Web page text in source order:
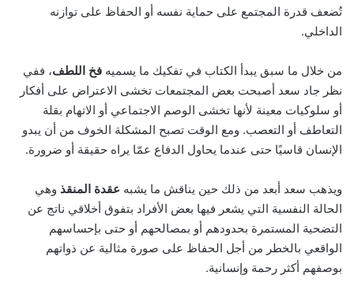
تُضعف قدرة المجتمع على حماية نفسه أو الحفاظ على توازنه
الداخلي.
من خلال ما سبق يبدأ الكتاب في تفكيك ما يسميه فخ اللطف، ففي
نظر جاد سعد أصبحت بعض المجتمعات تخشى الاعتراض على أفكار
أو سلوكيات معينة لأنها تخشى الوصم الاجتماعي أو الاتهام بقلة
التعاطف أو التعصب. ومع الوقت تصبح المشكلة الخوف من أن يبدو
الإنسان قاسيًا حتى عندما يحاول الدفاع عمّا يراه حقيقة أو ضرورة.
ويذهب سعد أبعد من ذلك حين يناقش ما يشبه عقدة المنقذ وهي
الحالة النفسية التي يشعر فيها بعض الأفراد بتفوق أخلاقي ناتج عن
التضحية المستمرة بحدودهم أو بمصالحهم أو حتى بإحساسهم
الواقعي بالخطر من أجل الحفاظ على صورة مثالية عن ذواتهم
بوصفهم أكثر رحمة وإنسانية.